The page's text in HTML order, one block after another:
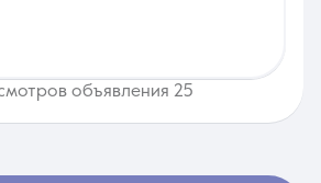
объявления 25